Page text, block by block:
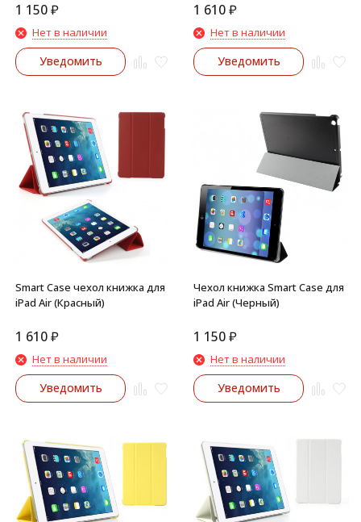
1 150₽
Нет в наличии
Уведомить
1 610₽
Нет в наличии
Уведомить
Smart Case чехол книжка для
iPad Air (Красный)
1 610₽
Нет в наличии
Уведомить
Чехол книжка Smart Case для
iPad Air (Черный)
1 150₽
Нет в наличии
Уведомить